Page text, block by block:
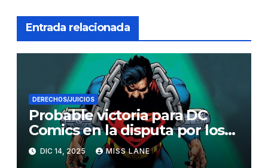
Entrada relacionada
DERECHOS/JUICIOS
Probable victoria para DC
Comics en la disputa por los
derechos de autor de
Superman
DIC 14, 2025 MISS LANE